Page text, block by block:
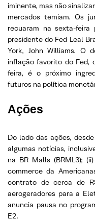
iminente, mas não
mercados temiam. Os
recuaram na sexta-feira
presidente do Fed Leal
York, John Williams. O
inflação favorito do Fed,
feira, é o próximo
futuros na política
Ações
Do lado das ações,
algumas notícias,
na BR Malls (BRML3);
commerce da
contrato de cerca de
aerogeradores para a
anuncia pausa no
E2.